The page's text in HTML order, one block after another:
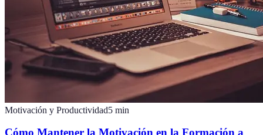
Motivación y Productividad5 min